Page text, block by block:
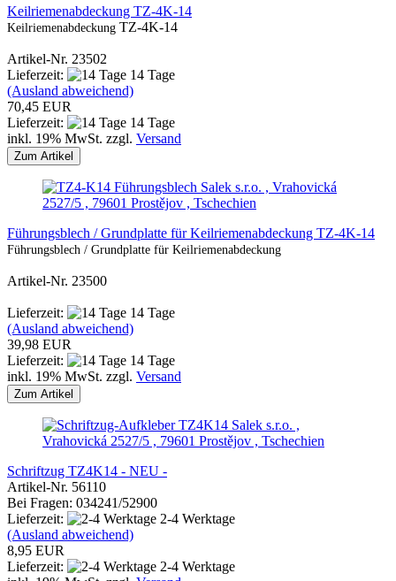
Keilriemenabdeckung TZ-4K-14
Keilriemenabdeckung TZ-4K-14
Artikel-Nr. 23502
Lieferzeit:
14 Tage
(Ausland abweichend)
70,45 EUR
Lieferzeit:
14 Tage
inkl. 19% MwSt. zzgl. Versand
Zum Artikel
Salek s.r.o. , Vrahovická
2527/5 , 79601 Prostějov , Tschechien
Führungsblech / Grundplatte für Keilriemenabdeckung TZ-4K-14
Führungsblech / Grundplatte für Keilriemenabdeckung
Artikel-Nr. 23500
Lieferzeit:
14 Tage
(Ausland abweichend)
39,98 EUR
Lieferzeit:
14 Tage
inkl. 19% MwSt. zzgl. Versand
Zum Artikel
Salek s.r.o. ,
Vrahovická 2527/5 , 79601 Prostějov , Tschechien
Schriftzug TZ4K14 - NEU -
Artikel-Nr. 56110
Bei Fragen: 034241/52900
Lieferzeit:
2-4 Werktage
(Ausland abweichend)
8,95 EUR
Lieferzeit:
2-4 Werktage